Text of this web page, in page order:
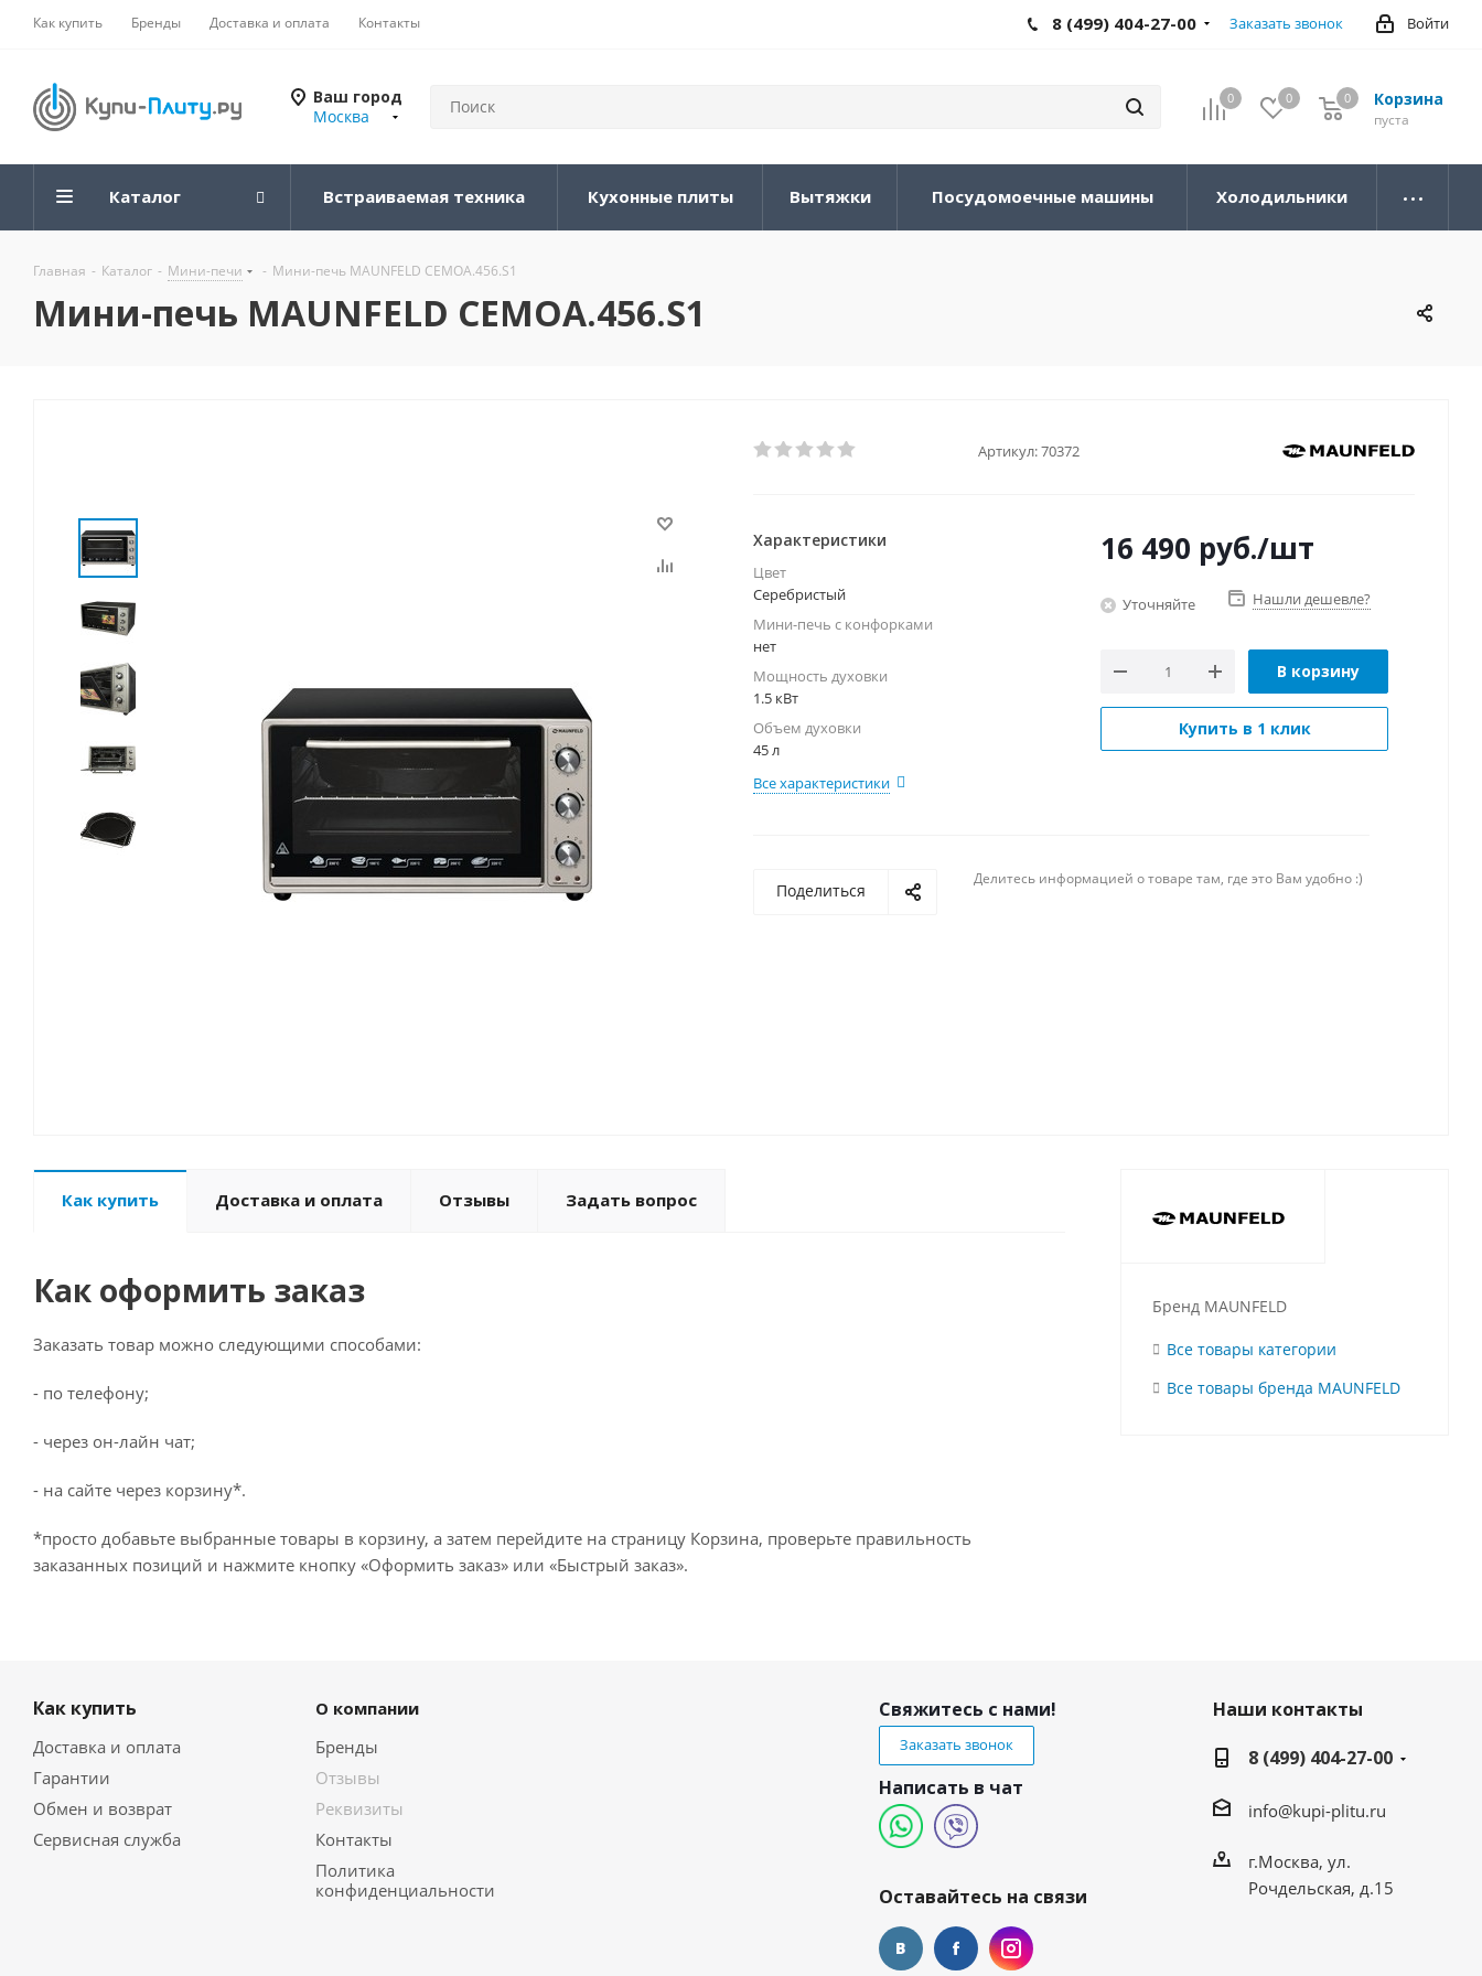
Как купить Бренды Доставка и оплата Контакты Войти
8 (499) 404-27-00 Заказать звонок
Ваш город
Москва
0 0 Корзина
0
пуста
0
Каталог Встраиваемая техника Кухонные плиты Вытяжки Посудомоечные машины Холодильники
Главная - Каталог - Мини-печи - Мини-печь MAUNFELD CEMOA.456.S1
Мини-печь MAUNFELD CEMOA.456.S1
Артикул:70372
Характеристики
Цвет
Серебристый
Мини-печь с конфорками
нет
Мощность духовки
1.5 кВт
Объем духовки
45 л
Все характеристики
16 490 руб./шт
Уточняйте Нашли дешевле?
В корзину
Купить в 1 клик
Поделиться
Делитесь информацией о товаре там, где это Вам удобно :)
Как купить Доставка и оплата Отзывы Задать вопрос
Как оформить заказ
Заказать товар можно следующими способами:
- по телефону;
- через он-лайн чат;
- на сайте через корзину*.
*просто добавьте выбранные товары в корзину, а затем перейдите на страницу Корзина, проверьте правильность
заказанных позиций и нажмите кнопку «Оформить заказ» или «Быстрый заказ».
Бренд MAUNFELD
Все товары категории
Все товары бренда MAUNFELD
Как купить
Доставка и оплата
Гарантии
Обмен и возврат
Сервисная служба
О компании
Бренды
Отзывы
Реквизиты
Контакты
Политика
конфиденциальности
Свяжитесь с нами!
Заказать звонок
Написать в чат
Оставайтесь на связи
Наши контакты
8 (499) 404-27-00
info@kupi-plitu.ru
г.Москва, ул.
Рочдельская, д.15